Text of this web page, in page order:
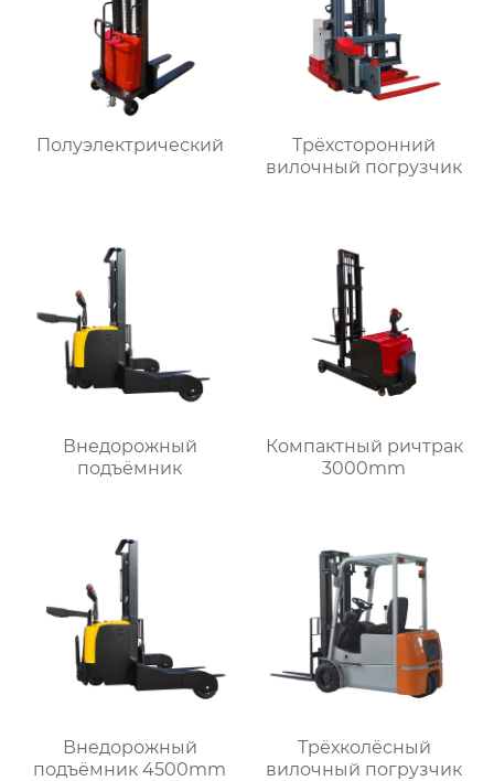
Полуэлектрический
Трёхсторонний
вилочный погрузчик
Внедорожный
подъёмник
Компактный ричтрак
3000mm
Внедорожный
подъёмник 4500mm
Трёхколёсный
вилочный погрузчик